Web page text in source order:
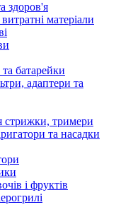
здоров'я
матеріали
батарейки
адаптери та
тримери
та насадки
і фруктів